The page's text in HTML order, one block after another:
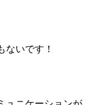
ないです！